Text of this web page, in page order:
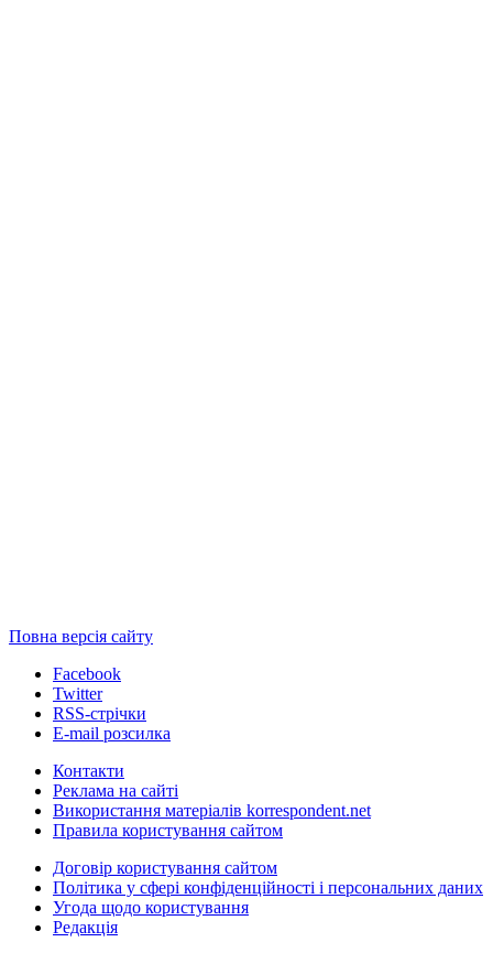
Повна версія сайту
Facebook
Twitter
RSS-стрічки
E-mail розсилка
Контакти
Реклама на сайті
Використання матеріалів korrespondent.net
Правила користування сайтом
Договір користування сайтом
Політика у сфері конфіденційності і персональних даних
Угода щодо користування
Редакція